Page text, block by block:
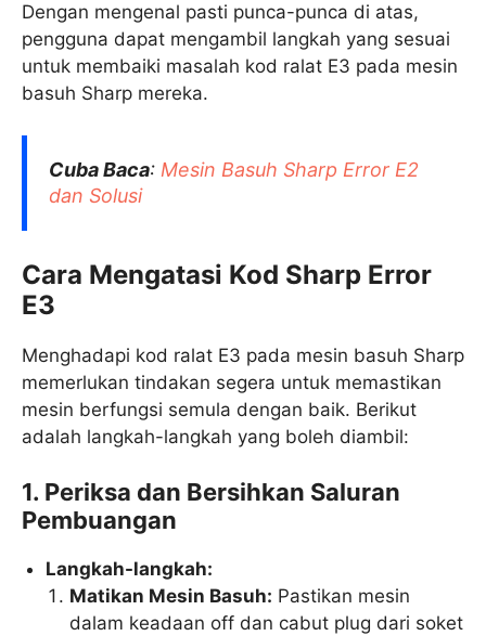
Dengan mengenal pasti punca-punca di atas,
pengguna dapat mengambil langkah yang sesuai
untuk membaiki masalah kod ralat E3 pada mesin
basuh Sharp mereka.
Cuba Baca: Mesin Basuh Sharp Error E2
dan Solusi
Cara Mengatasi Kod Sharp Error
E3
Menghadapi kod ralat E3 pada mesin basuh Sharp
memerlukan tindakan segera untuk memastikan
mesin berfungsi semula dengan baik. Berikut
adalah langkah-langkah yang boleh diambil:
1. Periksa dan Bersihkan Saluran
Pembuangan
Langkah-langkah:
Matikan Mesin Basuh: Pastikan mesin
dalam keadaan off dan cabut plug dari soket